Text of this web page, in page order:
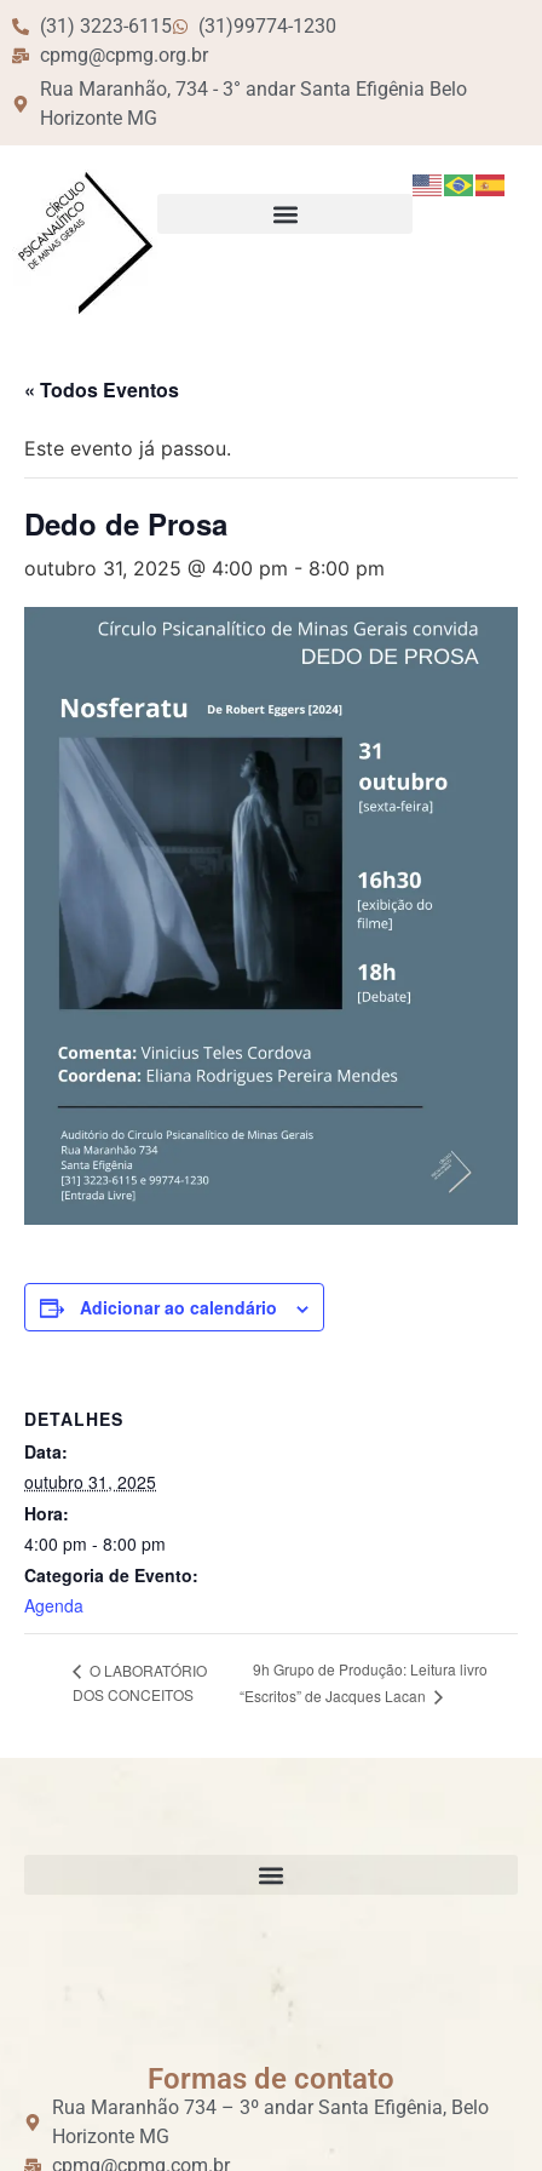
(31) 3223-6115
(31)99774-1230
cpmg@cpmg.org.br
Rua Maranhão, 734 - 3° andar Santa Efigênia Belo
Horizonte MG
« Todos Eventos
Este evento já passou.
Dedo de Prosa
outubro 31, 2025 @ 4:00 pm - 8:00 pm
Adicionar ao calendário
DETALHES
Data:
outubro 31, 2025
Hora:
4:00 pm - 8:00 pm
Categoria de Evento:
Agenda
O LABORATÓRIO
DOS CONCEITOS
9h Grupo de Produção: Leitura livro
“Escritos” de Jacques Lacan
Formas de contato
Rua Maranhão 734 – 3º andar Santa Efigênia, Belo
Horizonte MG
cpmg@cpmg.com.br